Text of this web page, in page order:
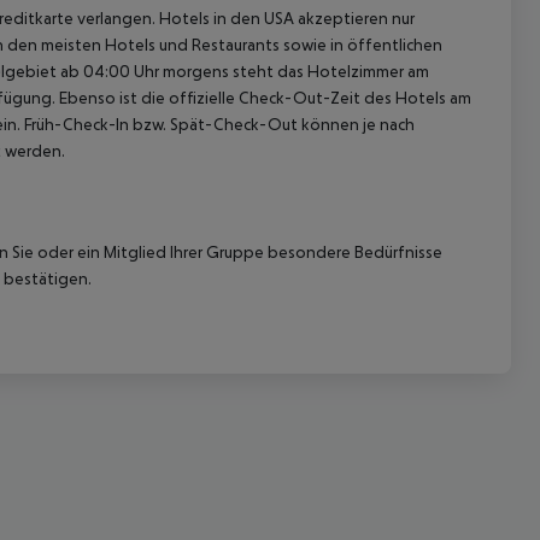
verlangen. Hotels in den USA akzeptieren nur
den meisten Hotels und Restaurants sowie in öffentlichen
ab 04:00 Uhr morgens steht das Hotelzimmer am
Ebenso ist die offizielle Check-Out-Zeit des Hotels am
Früh-Check-In bzw. Spät-Check-Out können je nach
werden.
oder ein Mitglied Ihrer Gruppe besondere Bedürfnisse
bestätigen.